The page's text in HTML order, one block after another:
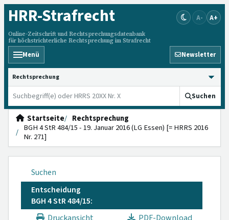
HRR-Strafrecht
Online-Zeitschrift und Rechtsprechungsdatenbank
für höchstrichterliche Rechtsprechung im Strafrecht
A- A+
Menü Newsletter
HRRS durchsuchen
Suchen
Startseite
Rechtsprechung
BGH 4 StR 484/15 - 19. Januar 2016 (LG Essen) [= HRRS 2016
Nr. 271]
Suchen
Entscheidung
BGH 4 StR 484/15: